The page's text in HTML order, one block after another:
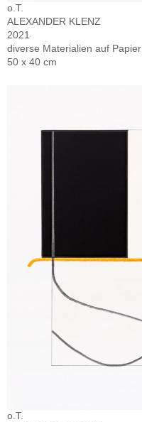
o.T.
ALEXANDER KLENZ
2021
diverse Materialien auf Papier
50 x 40 cm
o.T.